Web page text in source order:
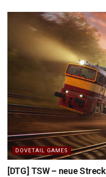
DOVETAIL GAMES
[DTG] TSW – neue